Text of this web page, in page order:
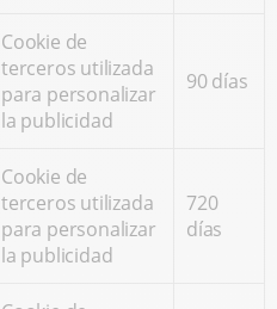
Cookie de
terceros utilizada
para personalizar
la publicidad
90 días
Cookie de
terceros utilizada
para personalizar
la publicidad
720
días